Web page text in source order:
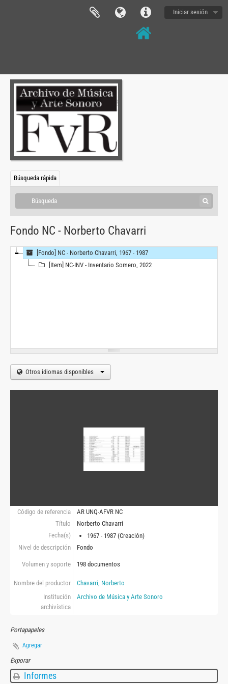
Iniciar sesión
Búsqueda rápida
Fondo NC - Norberto Chavarri
[Fondo] NC - Norberto Chavarri, 1967 - 1987
[Item] NC-INV - Inventario Somero, 2022
Otros idiomas disponibles
Código de referencia
AR UNQ-AFVR NC
Título
Norberto Chavarri
Fecha(s)
1967 - 1987 (Creación)
Nivel de descripción
Fondo
Volumen y soporte 198 documentos
Nombre del productor
Chavarri, Norberto
Institución
archivística
Archivo de Música y Arte Sonoro
Portapapeles
Agregar
Exporar
Informes